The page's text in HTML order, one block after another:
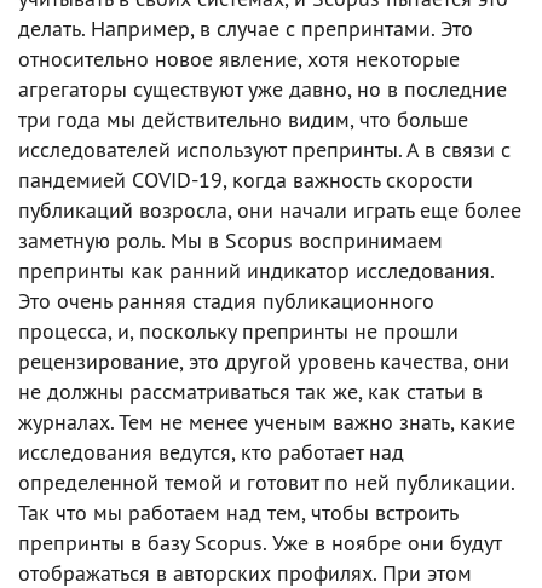
делать. Например, в случае с препринтами. Это
относительно новое явление, хотя некоторые
агрегаторы существуют уже давно, но в последние
три года мы действительно видим, что больше
исследователей используют препринты. А в связи с
пандемией COVID-19, когда важность скорости
публикаций возросла, они начали играть еще более
заметную роль. Мы в Scopus воспринимаем
препринты как ранний индикатор исследования.
Это очень ранняя стадия публикационного
процесса, и, поскольку препринты не прошли
рецензирование, это другой уровень качества, они
не должны рассматриваться так же, как статьи в
журналах. Тем не менее ученым важно знать, какие
исследования ведутся, кто работает над
определенной темой и готовит по ней публикации.
Так что мы работаем над тем, чтобы встроить
препринты в базу Scopus. Уже в ноябре они будут
отображаться в авторских профилях. При этом